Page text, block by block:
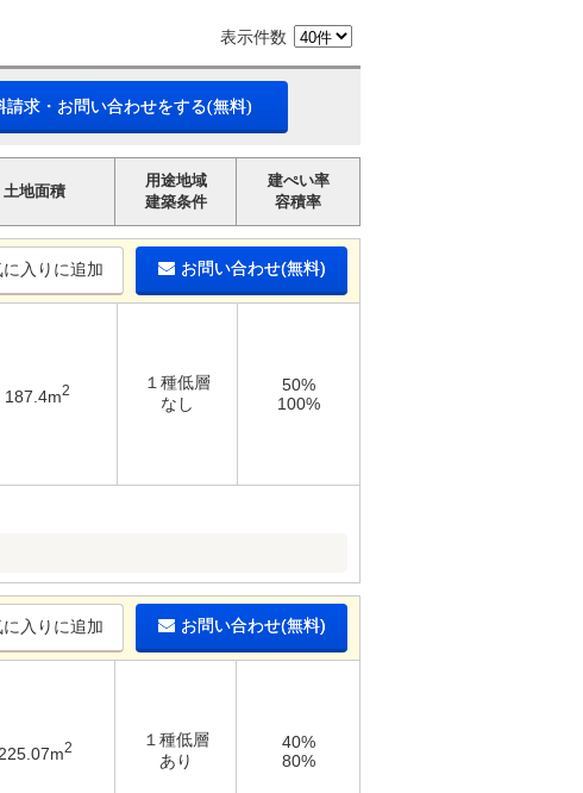
表示件数
請求・お問い合わせをする(無料)
土地面積
用途地域
建築条件
建ぺい率
容積率
に入りに追加 お問い合わせ(無料)
187.4m2
１種低層
なし
50%
100%
に入りに追加 お問い合わせ(無料)
225.07m2
１種低層
あり
40%
80%